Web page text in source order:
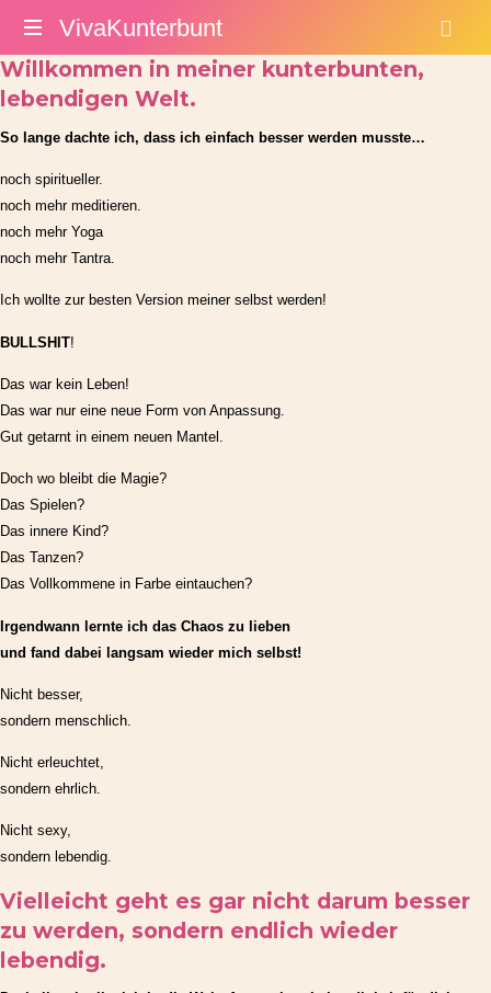
VivaKunterbunt
VivaKunterbunt
Willkommen
in
lebendigen,
kreativen
Willkommen in meiner kunterbunten,
lebendigen Welt.
So lange dachte ich, dass ich einfach besser werden musste…
noch spiritueller.
noch mehr meditieren.
noch mehr Yoga
noch mehr Tantra.
Ich wollte zur besten Version meiner selbst werden!
BULLSHIT!
Das war kein Leben!
Das war nur eine neue Form von Anpassung.
Gut getarnt in einem neuen Mantel.
Doch wo bleibt die Magie?
Das Spielen?
Das innere Kind?
Das Tanzen?
Das Vollkommene in Farbe eintauchen?
Irgendwann lernte ich das Chaos zu lieben
und fand dabei langsam wieder mich selbst!
Nicht besser,
sondern menschlich.
Nicht erleuchtet,
sondern ehrlich.
Nicht sexy,
sondern lebendig.
Vielleicht geht es gar nicht darum besser
zu werden, sondern endlich wieder
lebendig.